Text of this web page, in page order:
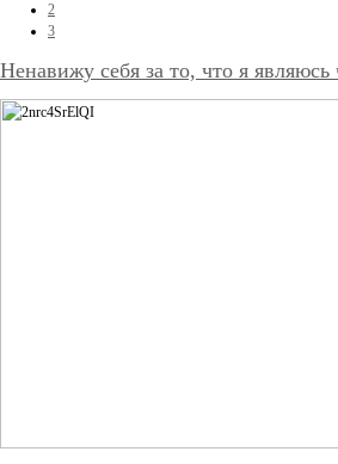
2
3
Ненавижу себя за то, что я являюсь